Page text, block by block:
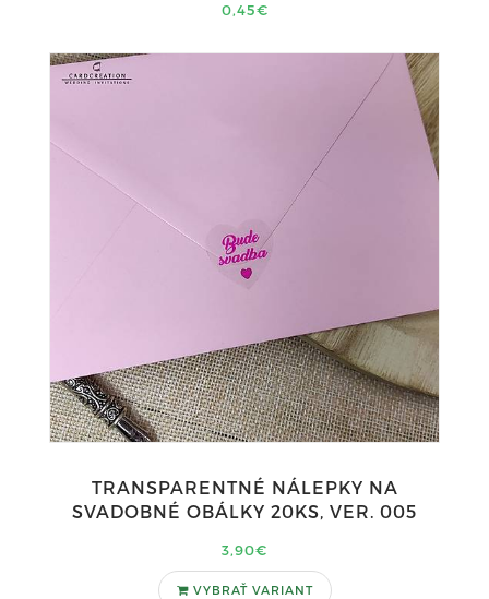
0,45€
TRANSPARENTNÉ NÁLEPKY NA
SVADOBNÉ OBÁLKY 20KS, VER. 005
3,90€
VYBRAŤ VARIANT